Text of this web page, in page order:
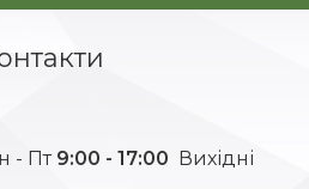
- Пт 9:00 - 17:00 Вихідні